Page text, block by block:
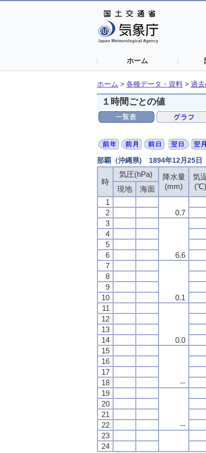
ホーム
ホーム > 各種データ・資料 > 過
１時間ごとの値
那覇（沖縄県) 1894年12月25日
時
気圧(hPa)
降水量
(mm)
気
(℃)
現地 海面
1
0.7
2
3
6.6
4
5
6
7
0.1
8
9
10
11
0.0
12
13
14
15
--
16
17
18
19
--
20
21
22
23
24